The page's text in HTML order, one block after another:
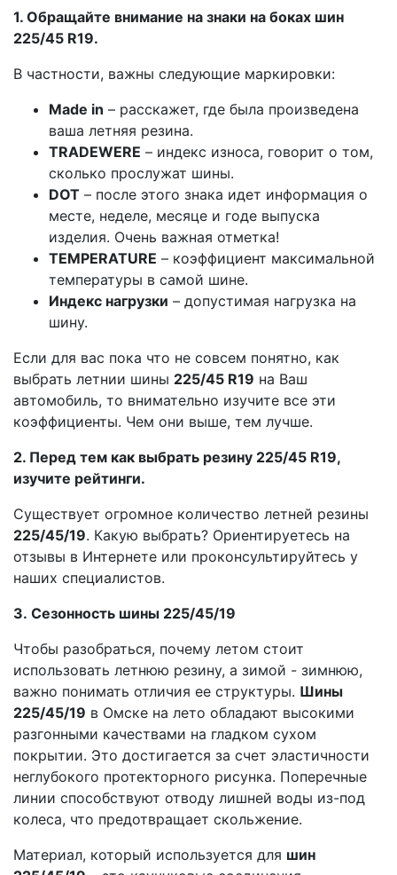
1. Обращайте внимание на знаки на боках шин
225/45 R19.
В частности, важны следующие маркировки:
Made in – расскажет, где была произведена
ваша летняя резина.
TRADEWERE – индекс износа, говорит о том,
сколько прослужат шины.
DOT – после этого знака идет информация о
месте, неделе, месяце и годе выпуска
изделия. Очень важная отметка!
TEMPERATURE – коэффициент максимальной
температуры в самой шине.
Индекс нагрузки – допустимая нагрузка на
шину.
Если для вас пока что не совсем понятно, как
выбрать летнии шины 225/45 R19 на Ваш
автомобиль, то внимательно изучите все эти
коэффициенты. Чем они выше, тем лучше.
2. Перед тем как выбрать резину 225/45 R19,
изучите рейтинги.
Существует огромное количество летней резины
225/45/19. Какую выбрать? Ориентируетесь на
отзывы в Интернете или проконсультируйтесь у
наших специалистов.
3. Сезонность шины 225/45/19
Чтобы разобраться, почему летом стоит
использовать летнюю резину, а зимой - зимнюю,
важно понимать отличия ее структуры. Шины
225/45/19 в Омске на лето обладают высокими
разгонными качествами на гладком сухом
покрытии. Это достигается за счет эластичности
неглубокого протекторного рисунка. Поперечные
линии способствуют отводу лишней воды из-под
колеса, что предотвращает скольжение.
Материал, который используется для шин